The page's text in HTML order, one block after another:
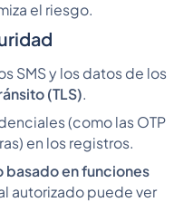
el riesgo.
SMS y los datos de los
(TLS).
(como las OTP
en los registros.
en funciones
autorizado puede ver